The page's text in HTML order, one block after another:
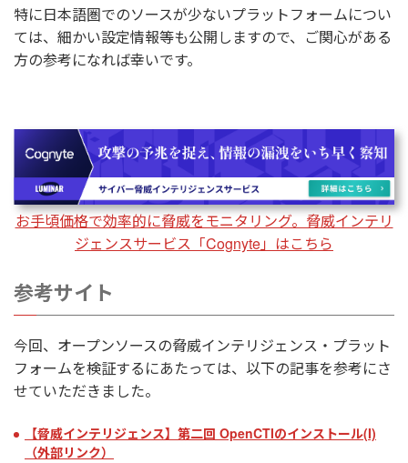
特に日本語圏でのソースが少ないプラットフォームについ
ては、細かい設定情報等も公開しますので、ご関心がある
方の参考になれば幸いです。
お手頃価格で効率的に脅威をモニタリング。脅威インテリ
ジェンスサービス「Cognyte」はこちら
参考サイト
今回、オープンソースの脅威インテリジェンス・プラット
フォームを検証するにあたっては、以下の記事を参考にさ
せていただきました。
【脅威インテリジェンス】第二回 OpenCTIのインストール(I)
（外部リンク）